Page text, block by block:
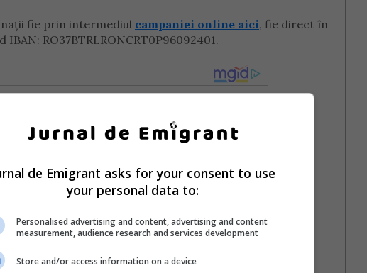
fie prin intermediul campaniei online aici, fie direct în
RO37BTRLRONCRT0P96092401.
de Emigrant asks for your consent to use
your personal data to:
Personalised advertising and content, advertising and content
measurement, audience research and services development
Store and/or access information on a device